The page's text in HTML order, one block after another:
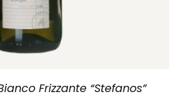
Frizzante “Stefanos”